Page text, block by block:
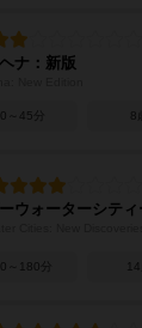
ナ：新版
～45分 8
ウォーターシテ
～180分 14